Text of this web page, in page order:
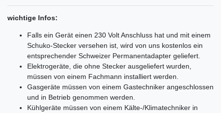
wichtige Infos:
Falls ein Gerät einen 230 Volt Anschluss hat und mit einem
Schuko-Stecker versehen ist, wird von uns kostenlos ein
entsprechender Schweizer Permanentadapter geliefert.
Elektrogeräte, die ohne Stecker ausgeliefert wurden,
müssen von einem Fachmann installiert werden.
Gasgeräte müssen von einem Gastechniker angeschlossen
und in Betrieb genommen werden.
Kühlgeräte müssen von einem Kälte-/Klimatechniker in